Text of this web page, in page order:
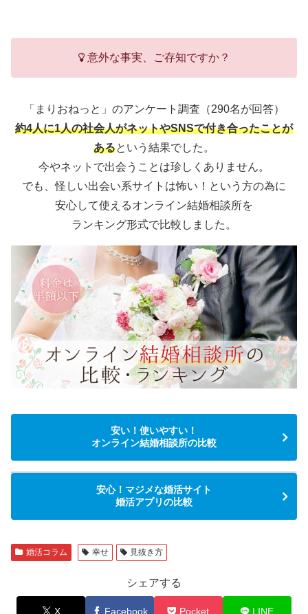
意外な事実、ご存知ですか？
「まりおねっと」のアンケート調査（290名が回答）
約4人に1人の社会人がネットやSNSで付き合ったことが
あるという結果でした。
今やネットで出会うことは珍しくありません。
でも、怪しい出会い系サイトは怖い！という方の為に
安心して使えるオンライン結婚相談所を
ランキング形式で比較しました。
安い！使いやすい！
オンライン結婚相談所の比較
安心！マジメな婚活サイト
婚活アプリの比較
婚活コラム 幸せ 見抜き方
シェアする
X Facebook Pocket LINE